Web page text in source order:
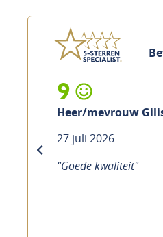
9
Heer/mevrouw
27 juli 2026
"Goede kwaliteit"